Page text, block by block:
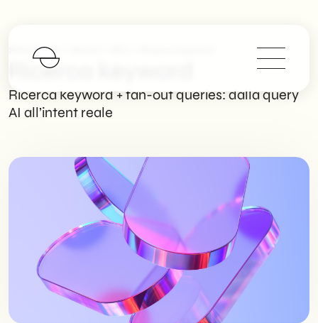
SHM Studio
Ricerca keyword
Ricerca keyword + fan-out queries: dalla query
AI all’intent reale